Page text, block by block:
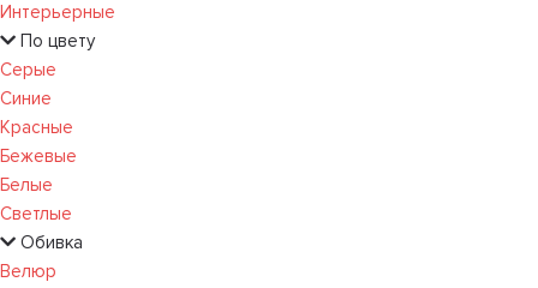
Интерьерные
По цвету
Серые
Синие
Красные
Бежевые
Белые
Светлые
Обивка
Велюр